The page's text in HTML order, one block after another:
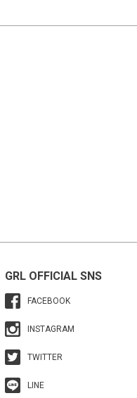
GRL OFFICIAL SNS
FACEBOOK
INSTAGRAM
TWITTER
LINE